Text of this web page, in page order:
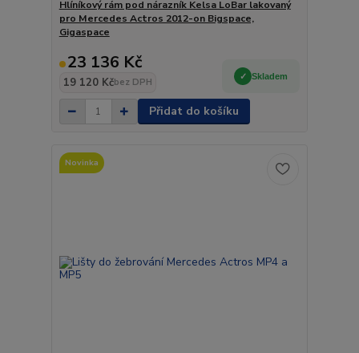
Hlíníkový rám pod nárazník Kelsa LoBar lakovaný
pro Mercedes Actros 2012-on Bigspace,
Gigaspace
23 136 Kč
19 120 Kčbez DPH
Skladem
Přidat do košíku
Novinka